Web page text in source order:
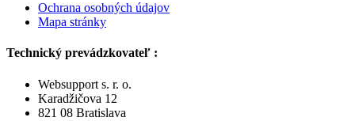
Ochrana osobných údajov
Mapa stránky
Technický prevádzkovateľ :
Websupport s. r. o.
Karadžičova 12
821 08 Bratislava